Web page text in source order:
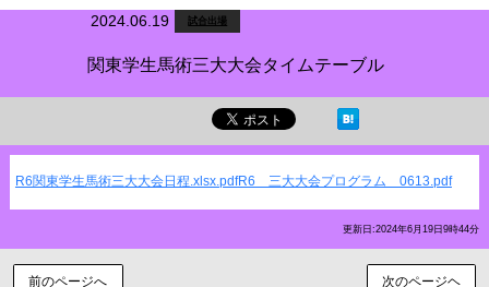
2024.06.19 試合出場
関東学生馬術三大大会タイムテーブル
R6関東学生馬術三大大会日程.xlsx.pdfR6 三大大会プログラム 0613.pdf
更新日:2024年6月19日9時44分
前のページへ 次のページヘ